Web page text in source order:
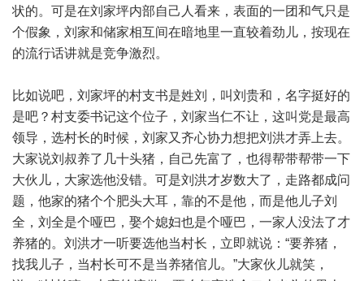
状的。可是在刘家坪内部自己人看来，表面的一团和气只是
个假象，刘家和储家相互间在暗地里一直较着劲儿，按现在
的流行话讲就是竞争激烈。
比如说吧，刘家坪的村支书是姓刘，叫刘贵和，名字挺好的
是吧？村支委书记这个位子，刘家当仁不让，这叫党是最高
领导，选村长的时候，刘家又齐心协力想把刘洪才弄上去。
大家说刘叔养了几十头猪，自己先富了，也得帮带帮带一下
大伙儿，大家选他没错。可是刘洪才岁数大了，走路都成问
题，他家的猪个个肥头大耳，靠的不是他，而是他儿子刘
全，刘全是个哑巴，娶个媳妇也是个哑巴，一家人没法了才
养猪的。刘洪才一听要选他当村长，立即就说：“要养猪，
找我儿子，当村长可不是当养猪倌儿。”大家伙儿就笑，